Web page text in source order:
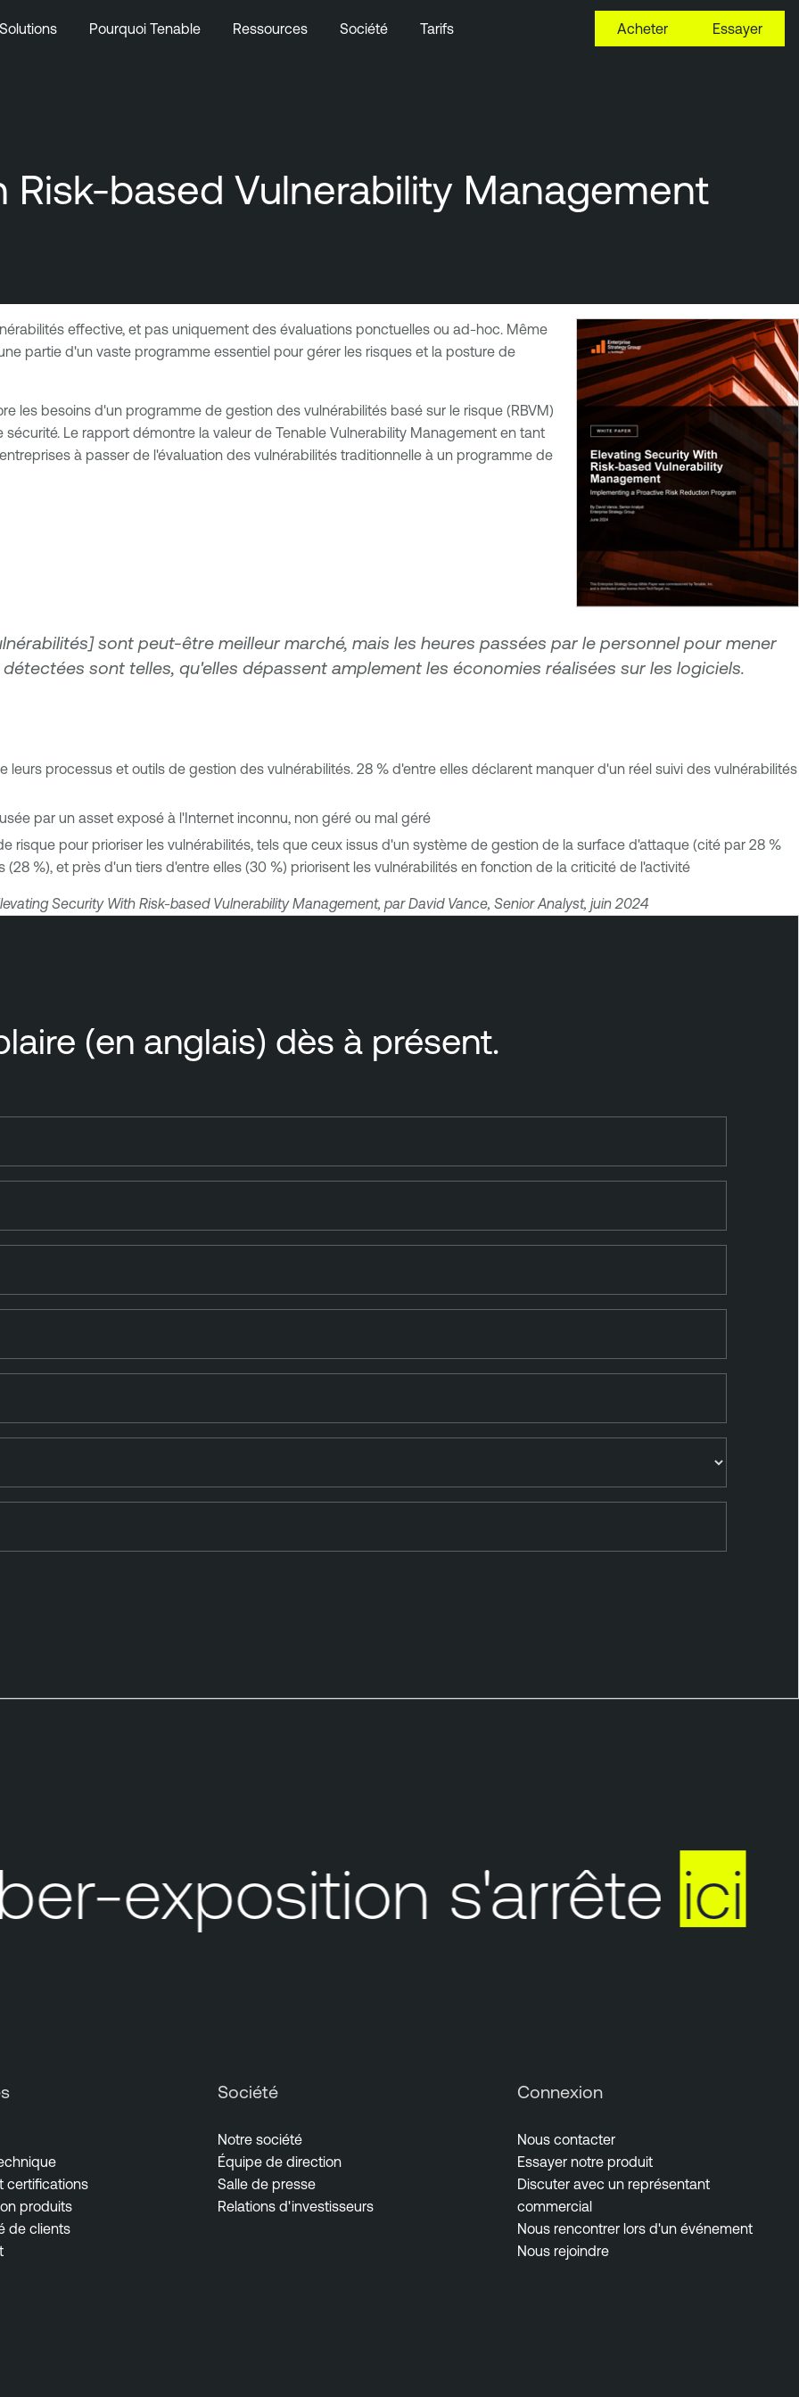
Solutions Pourquoi Tenable Ressources Société Tarifs Acheter Essayer
Risk-based Vulnerability Management
effective, et pas uniquement des évaluations ponctuelles ou ad-hoc. Même
partie d'un vaste programme essentiel pour gérer les risques et la posture de
les besoins d'un programme de gestion des vulnérabilités basé sur le risque (RBVM)
Le rapport démontre la valeur de Tenable Vulnerability Management en tant
à passer de l'évaluation des vulnérabilités traditionnelle à un programme de
sont peut-être meilleur marché, mais les heures passées par le personnel pour mener
sont telles, qu'elles dépassent amplement les économies réalisées sur les logiciels.
processus et outils de gestion des vulnérabilités. 28 % d'entre elles déclarent manquer d'un réel suivi des vulnérabilités
par un asset exposé à l'Internet inconnu, non géré ou mal géré
risque pour prioriser les vulnérabilités, tels que ceux issus d'un système de gestion de la surface d'attaque (cité par 28 %
%), et près d'un tiers d'entre elles (30 %) priorisent les vulnérabilités en fonction de la criticité de l'activité
Security With Risk-based Vulnerability Management, par David Vance, Senior Analyst, juin 2024
(en anglais) dès à présent.
exposition s'arrêteici
certifications
produits
de clients
Société
Notre société
Équipe de direction
Salle de presse
Relations d'investisseurs
Connexion
Nous contacter
Essayer notre produit
Discuter avec un représentant
commercial
Nous rencontrer lors d'un événement
Nous rejoindre